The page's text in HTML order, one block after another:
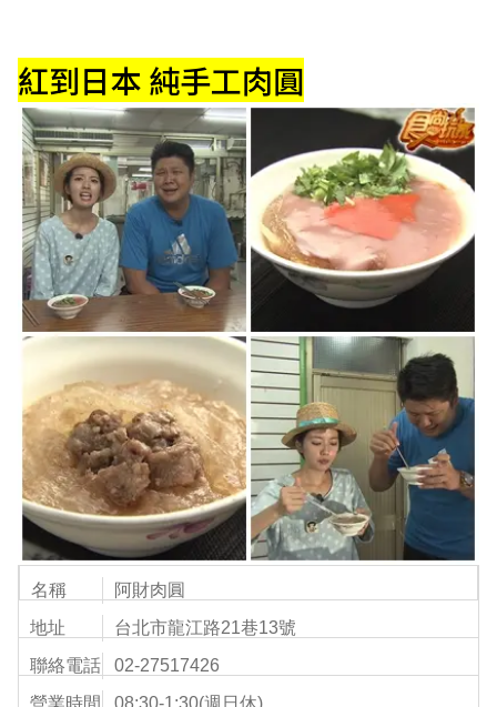
紅到日本 純手工肉圓
名稱
阿財肉圓
地址
台北市龍江路21巷13號
聯絡電話
02-27517426
營業時間
08:30-1:30(週日休)